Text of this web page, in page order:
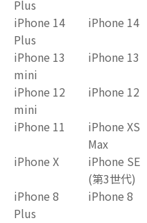
Plus
iPhone 14
Plus
iPhone 14
iPhone 13
mini
iPhone 13
iPhone 12
mini
iPhone 12
iPhone 11
iPhone XS
Max
iPhone X
iPhone SE
(第3世代)
iPhone 8
Plus
iPhone 8